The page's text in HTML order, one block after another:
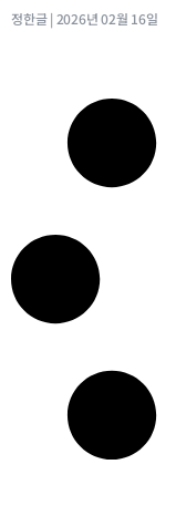
정한글 2026년 02월 16일